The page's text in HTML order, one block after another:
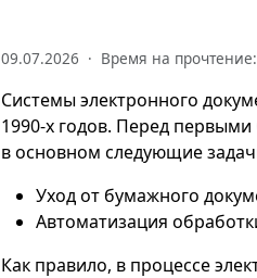
09.07.2026 · Время на
Системы электронного
1990-х годов. Перед
в основном следующие
Уход от бумажного
Автоматизация
Как правило, в процессе